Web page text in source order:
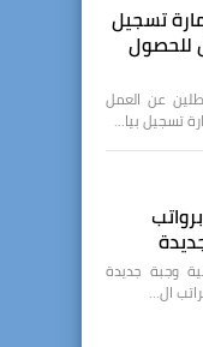
تسجيل
للحصول
عن العمل
تسجيل بيا…
وجبة جديدة
ال…